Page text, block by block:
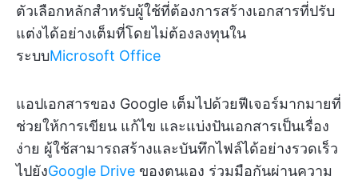
ตัวเลือกหลักสำหรับผู้ใช้ที่ต้องการสร้างเอกสารที่ปรับ
แต่งได้อย่างเต็มที่โดยไม่ต้องลงทุนใน
ระบบMicrosoft Office
แอปเอกสารของ Google เต็มไปด้วยฟีเจอร์มากมายที่
ช่วยให้การเขียน แก้ไข และแบ่งปันเอกสารเป็นเรื่อง
ง่าย ผู้ใช้สามารถสร้างและบันทึกไฟล์ได้อย่างรวดเร็ว
ไปยังGoogle Drive ของตนเอง ร่วมมือกันผ่านความ